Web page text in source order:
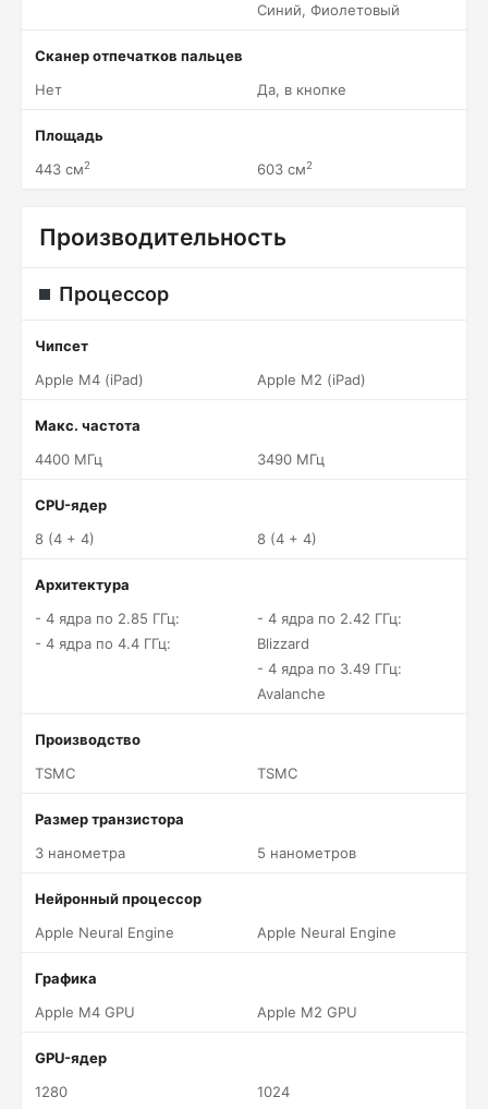
Синий, Фиолетовый
Сканер отпечатков пальцев
Нет
Да, в кнопке
Площадь
443 см2 603 см2
Производительность
Процессор
Чипсет
Apple M4 (iPad)
Apple M2 (iPad)
Макс. частота
4400 МГц
3490 МГц
CPU-ядер
8 (4 + 4)
8 (4 + 4)
Архитектура
- 4 ядра по 2.85 ГГц:
- 4 ядра по 4.4 ГГц:
- 4 ядра по 2.42 ГГц:
Blizzard
- 4 ядра по 3.49 ГГц:
Avalanche
Производство
TSMC
TSMC
Размер транзистора
3 нанометра
5 нанометров
Нейронный процессор
Apple Neural Engine
Apple Neural Engine
Графика
Apple M4 GPU
Apple M2 GPU
GPU-ядер
1280
1024